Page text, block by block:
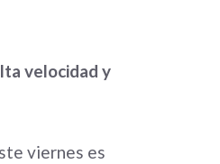
velocidad y
viernes es